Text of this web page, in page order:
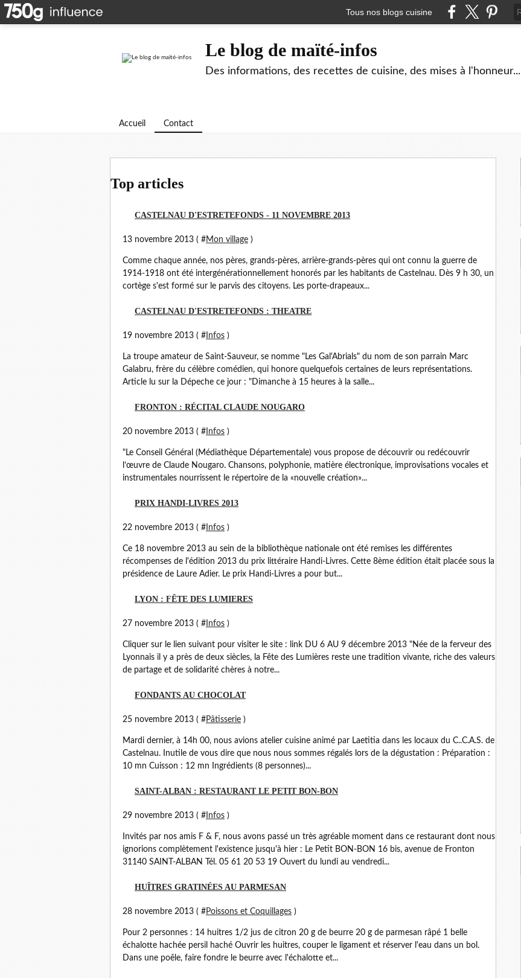
Tous nos blogs cuisine
Le blog de maïté-infos
Des informations, des recettes de cuisine, des mises à l'honneur...
Accueil Contact
Top articles
CASTELNAU D'ESTRETEFONDS - 11 NOVEMBRE 2013
13 novembre 2013 ( #Mon village )
Comme chaque année, nos pères, grands-pères, arrière-grands-pères qui ont connu la guerre de
1914-1918 ont été intergénérationnellement honorés par les habitants de Castelnau. Dès 9 h 30, un
cortège s'est formé sur le parvis des citoyens. Les porte-drapeaux...
CASTELNAU D'ESTRETEFONDS : THEATRE
19 novembre 2013 ( # Infos )
La troupe amateur de Saint-Sauveur, se nomme "Les Gal'Abrials" du nom de son parrain Marc
Galabru, frère du célèbre comédien, qui honore quelquefois certaines de leurs représentations.
Article lu sur la Dépeche ce jour : "Dimanche à 15 heures à la salle...
FRONTON : RÉCITAL CLAUDE NOUGARO
20 novembre 2013 ( # Infos )
"Le Conseil Général (Médiathèque Départementale) vous propose de découvrir ou redécouvrir
l’œuvre de Claude Nougaro. Chansons, polyphonie, matière électronique, improvisations vocales et
instrumentales nourrissent le répertoire de la «nouvelle création»...
PRIX HANDI-LIVRES 2013
22 novembre 2013 ( # Infos )
Ce 18 novembre 2013 au sein de la bibliothèque nationale ont été remises les différentes
récompenses de l'édition 2013 du prix littéraire Handi-Livres. Cette 8ème édition était placée sous la
présidence de Laure Adier. Le prix Handi-Livres a pour but...
LYON : FÊTE DES LUMIERES
27 novembre 2013 ( # Infos )
Cliquer sur le lien suivant pour visiter le site : link DU 6 AU 9 décembre 2013 "Née de la ferveur des
Lyonnais il y a près de deux siècles, la Fête des Lumières reste une tradition vivante, riche des valeurs
de partage et de solidarité chères à notre...
FONDANTS AU CHOCOLAT
25 novembre 2013 ( #Pâtisserie )
Mardi dernier, à 14h 00, nous avions atelier cuisine animé par Laetitia dans les locaux du C..C.A.S. de
Castelnau. Inutile de vous dire que nous nous sommes régalés lors de la dégustation : Préparation :
10 mn Cuisson : 12 mn Ingrédients (8 personnes)...
SAINT-ALBAN : RESTAURANT LE PETIT BON-BON
29 novembre 2013 ( # Infos )
Invités par nos amis F & F, nous avons passé un très agréable moment dans ce restaurant dont nous
ignorions complètement l'existence jusqu'à hier : Le Petit BON-BON 16 bis, avenue de Fronton
31140 SAINT-ALBAN Tél. 05 61 20 53 19 Ouvert du lundi au vendredi...
HUÎTRES GRATINÉES AU PARMESAN
28 novembre 2013 ( #Poissons et Coquillages )
Pour 2 personnes : 14 huitres 1/2 jus de citron 20 g de beurre 20 g de parmesan râpé 1 belle
échalotte hachée persil haché Ouvrir les huitres, couper le ligament et réserver l'eau dans un bol.
Dans une poêle, faire fondre le beurre avec l'échalotte et...